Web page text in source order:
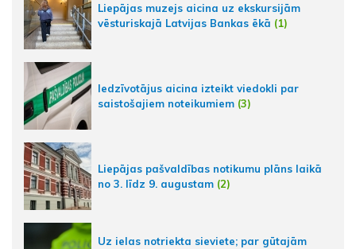
Liepājas muzejs aicina uz ekskursijām
vēsturiskajā Latvijas Bankas ēkā (1)
Iedzīvotājus aicina izteikt viedokli par
saistošajiem noteikumiem (3)
Liepājas pašvaldības notikumu plāns laikā
no 3. līdz 9. augustam (2)
Uz ielas notriekta sieviete; par gūtajām